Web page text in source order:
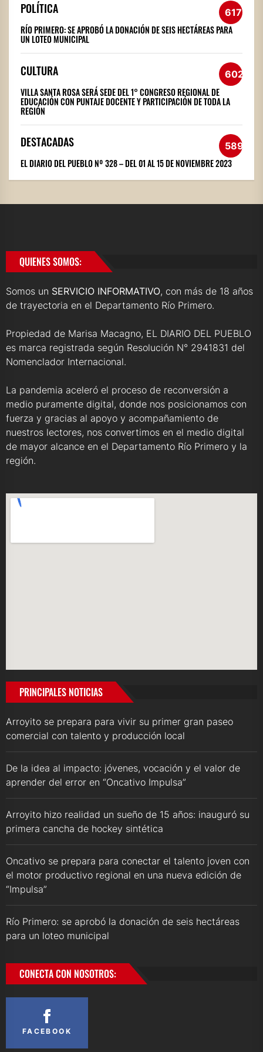
POLÍTICA 617
RÍO PRIMERO: SE APROBÓ LA DONACIÓN DE SEIS HECTÁREAS PARA
UN LOTEO MUNICIPAL
CULTURA 602
VILLA SANTA ROSA SERÁ SEDE DEL 1° CONGRESO REGIONAL DE
EDUCACIÓN CON PUNTAJE DOCENTE Y PARTICIPACIÓN DE TODA LA
REGIÓN
DESTACADAS 589
EL DIARIO DEL PUEBLO Nº 328 – DEL 01 AL 15 DE NOVIEMBRE 2023
QUIENES SOMOS:
Somos un SERVICIO INFORMATIVO, con más de 18 años
de trayectoria en el Departamento Río Primero.
Propiedad de Marisa Macagno, EL DIARIO DEL PUEBLO
es marca registrada según Resolución N° 2941831 del
Nomenclador Internacional.
La pandemia aceleró el proceso de reconversión a
medio puramente digital, donde nos posicionamos con
fuerza y gracias al apoyo y acompañamiento de
nuestros lectores, nos convertimos en el medio digital
de mayor alcance en el Departamento Río Primero y la
región.
PRINCIPALES NOTICIAS
Arroyito se prepara para vivir su primer gran paseo
comercial con talento y producción local
De la idea al impacto: jóvenes, vocación y el valor de
aprender del error en “Oncativo Impulsa”
Arroyito hizo realidad un sueño de 15 años: inauguró su
primera cancha de hockey sintética
Oncativo se prepara para conectar el talento joven con
el motor productivo regional en una nueva edición de
“Impulsa”
Río Primero: se aprobó la donación de seis hectáreas
para un loteo municipal
CONECTA CON NOSOTROS:
FACEBOOK